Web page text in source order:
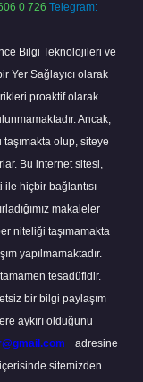
0 726 Telegram:
Bilgi Teknolojileri ve
Yer Sağlayıcı olarak
proaktif olarak
Ancak,
olup, siteye
Bu internet sitesi,
hiçbir bağlantısı
makaleler
niteliği taşımamakta
yapılmamaktadır.
tesadüfidir.
bir bilgi paylaşım
aykırı olduğunu
adresine
sitemizden